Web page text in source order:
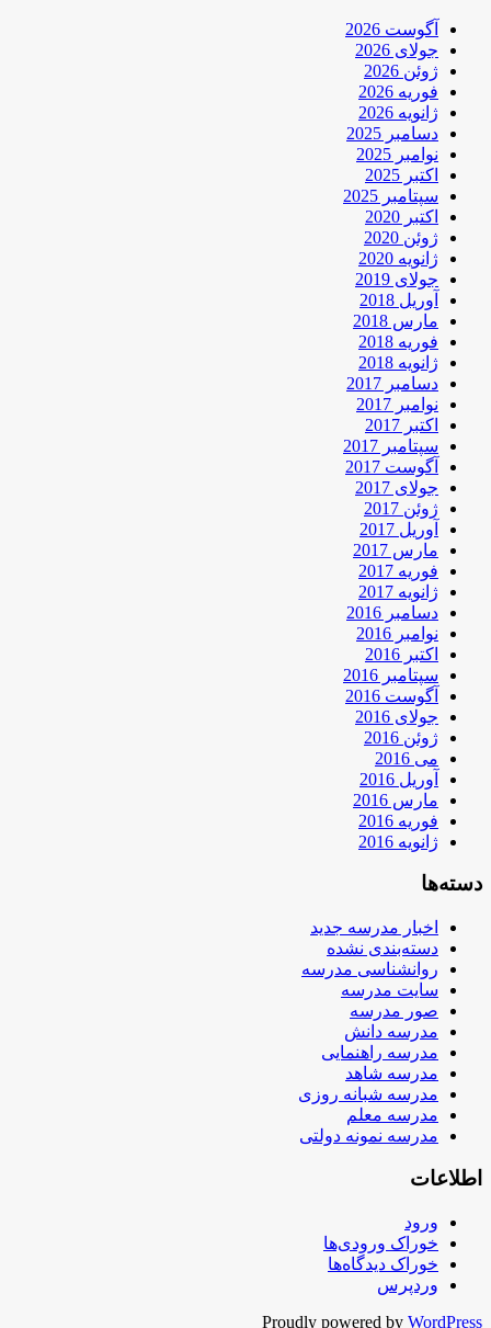
آگوست 2026
جولای 2026
ژوئن 2026
فوریه 2026
ژانویه 2026
دسامبر 2025
نوامبر 2025
اکتبر 2025
سپتامبر 2025
اکتبر 2020
ژوئن 2020
ژانویه 2020
جولای 2019
آوریل 2018
مارس 2018
فوریه 2018
ژانویه 2018
دسامبر 2017
نوامبر 2017
اکتبر 2017
سپتامبر 2017
آگوست 2017
جولای 2017
ژوئن 2017
آوریل 2017
مارس 2017
فوریه 2017
ژانویه 2017
دسامبر 2016
نوامبر 2016
اکتبر 2016
سپتامبر 2016
آگوست 2016
جولای 2016
ژوئن 2016
می 2016
آوریل 2016
مارس 2016
فوریه 2016
ژانویه 2016
دسته‌ها
اخبار مدرسه جدید
دسته‌بندی نشده
روانشناسی مدرسه
سایت مدرسه
صور مدرسه
مدرسه دانش
مدرسه راهنمایی
مدرسه شاهد
مدرسه شبانه روزی
مدرسه معلم
مدرسه نمونه دولتی
اطلاعات
ورود
خوراک ورودی‌ها
خوراک دیدگاه‌ها
وردپرس
Proudly powered by WordPress